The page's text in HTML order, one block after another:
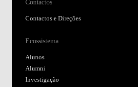
Contactos
Contactos e Direções
Ecossistema
Alunos
Alumni
Investigação